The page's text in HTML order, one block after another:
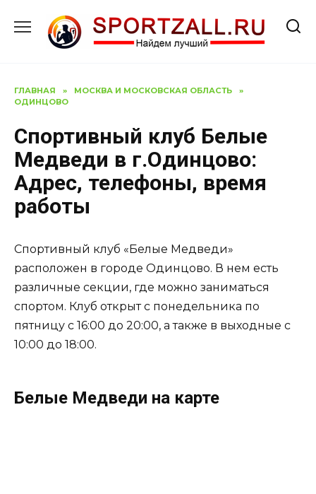
содержанию
ГЛАВНАЯ » МОСКВА И МОСКОВСКАЯ ОБЛАСТЬ
»
ОДИНЦОВО
Спортивный клуб Белые
Медведи в г.Одинцово:
Адрес, телефоны, время
работы
Спортивный клуб «Белые Медведи»
расположен в городе Одинцово. В нем есть
различные секции, где можно заниматься
спортом. Клуб открыт с понедельника по
пятницу с 16:00 до 20:00, а также в выходные с
10:00 до 18:00.
Белые Медведи на карте